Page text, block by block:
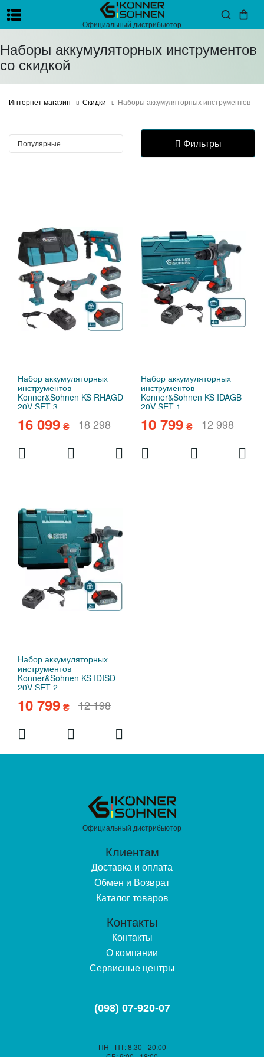
Официальный дистрибьютор
Наборы аккумуляторных инструментов
со скидкой
Интернет магазин Скидки Наборы аккумуляторных инструментов
Фильтры
Набор аккумуляторных
инструментов
Konner&Sohnen KS RHAGD
20V SET 3...
18 298
16 099₴
Набор аккумуляторных
инструментов
Konner&Sohnen KS IDAGB
20V SET 1...
12 998
10 799₴
Набор аккумуляторных
инструментов
Konner&Sohnen KS IDISD
20V SET 2...
12 198
10 799₴
Официальный дистрибьютор
Клиентам
Доставка и оплата
Обмен и Возврат
Каталог товаров
Контакты
Контакты
О компании
Сервисные центры
(098) 07-920-07
ПН - ПТ: 8:30 - 20:00